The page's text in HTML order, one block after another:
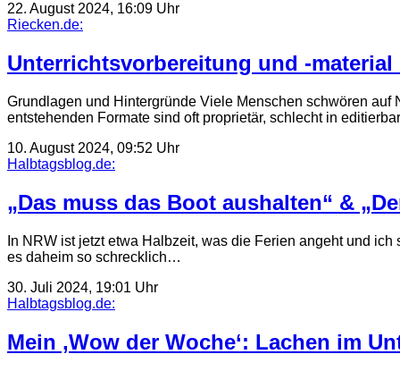
22. August 2024, 16:09 Uhr
Riecken.de:
Unterrichtsvorbereitung und
Grundlagen und Hintergründe Viele Menschen schwören
entstehenden Formate sind oft proprietär, schlecht in
10. August 2024, 09:52 Uhr
Halbtagsblog.de:
„Das muss das Boot aushalten“ &
In NRW ist jetzt etwa Halbzeit, was die Ferien angeht und
es daheim so schrecklich…
30. Juli 2024, 19:01 Uhr
Halbtagsblog.de:
Mein ‚Wow der Woche‘: Lachen im